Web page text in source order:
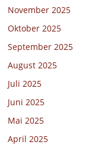
November 2025
Oktober 2025
September 2025
August 2025
Juli 2025
Juni 2025
Mai 2025
April 2025